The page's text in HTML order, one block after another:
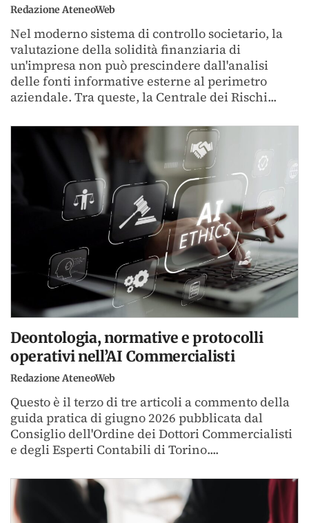
Redazione AteneoWeb
Nel moderno sistema di controllo societario, la
valutazione della solidità finanziaria di
un'impresa non può prescindere dall'analisi
delle fonti informative esterne al perimetro
aziendale. Tra queste, la Centrale dei Rischi...
Deontologia, normative e protocolli
operativi nell’AI Commercialisti
Redazione AteneoWeb
Questo è il terzo di tre articoli a commento della
guida pratica di giugno 2026 pubblicata dal
Consiglio dell'Ordine dei Dottori Commercialisti
e degli Esperti Contabili di Torino....